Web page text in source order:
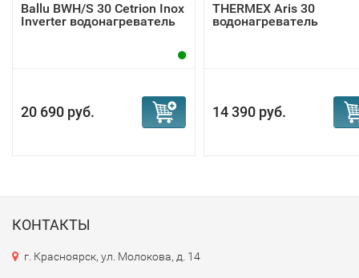
Ballu BWH/S 30 Cetrion Inox
Inverter водонагреватель
20 690 руб.
THERMEX Aris 30
водонагреватель
14 390 руб.
КОНТАКТЫ
г. Красноярск, ул. Молокова, д. 14